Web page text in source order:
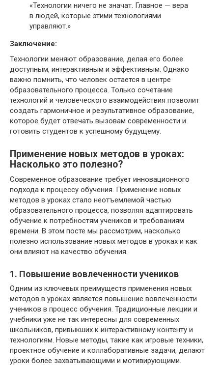
«Технологии ничего не значат. Главное — вера
в людей, которые этими технологиями
управляют.»
Заключение:
Технологии меняют образование, делая его более
доступным, интерактивным и эффективным. Однако
важно помнить, что человек остается в центре
образовательного процесса. Только сочетание
технологий и человеческого взаимодействия позволит
создать гармоничное и результативное образование,
которое будет отвечать вызовам современности и
готовить студентов к успешному будущему.
Применение новых методов в уроках:
Насколько это полезно?
Современное образование требует инновационного
подхода к процессу обучения. Применение новых
методов в уроках стало неотъемлемой частью
образовательного процесса, позволяя адаптировать
обучение к потребностям учеников и требованиям
времени. В этом посте мы рассмотрим, насколько
полезно использование новых методов в уроках и как
они влияют на качество обучения.
1. Повышение вовлеченности учеников
Одним из ключевых преимуществ применения новых
методов в уроках является повышение вовлеченности
учеников в процесс обучения. Традиционные лекции и
учебники уже не так интересны для современных
школьников, привыкших к интерактивному контенту и
технологиям. Новые методы, такие как игровые техники,
проектное обучение и коллаборативные задачи, делают
уроки более захватывающими и мотивирующими.